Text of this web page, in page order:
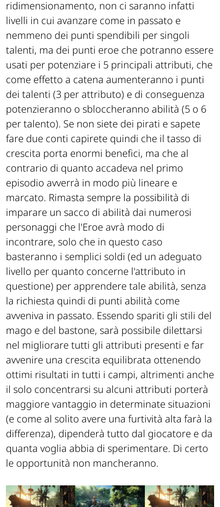
ridimensionamento, non ci saranno infatti
livelli in cui avanzare come in passato e
nemmeno dei punti spendibili per singoli
talenti, ma dei punti eroe che potranno essere
usati per potenziare i 5 principali attributi, che
come effetto a catena aumenteranno i punti
dei talenti (3 per attributo) e di conseguenza
potenzieranno o sbloccheranno abilità (5 o 6
per talento). Se non siete dei pirati e sapete
fare due conti capirete quindi che il tasso di
crescita porta enormi benefici, ma che al
contrario di quanto accadeva nel primo
episodio avverrà in modo più lineare e
marcato. Rimasta sempre la possibilità di
imparare un sacco di abilità dai numerosi
personaggi che l'Eroe avrà modo di
incontrare, solo che in questo caso
basteranno i semplici soldi (ed un adeguato
livello per quanto concerne l'attributo in
questione) per apprendere tale abilità, senza
la richiesta quindi di punti abilità come
avveniva in passato. Essendo spariti gli stili del
mago e del bastone, sarà possibile dilettarsi
nel migliorare tutti gli attributi presenti e far
avvenire una crescita equilibrata ottenendo
ottimi risultati in tutti i campi, altrimenti anche
il solo concentrarsi su alcuni attributi porterà
maggiore vantaggio in determinate situazioni
(e come al solito avere una furtività alta farà la
differenza), dipenderà tutto dal giocatore e da
quanta voglia abbia di sperimentare. Di certo
le opportunità non mancheranno.